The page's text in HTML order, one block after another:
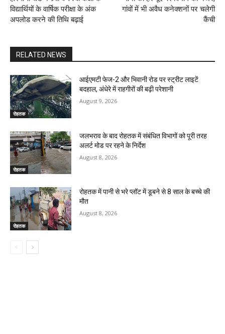
विद्यार्थियों के वार्षिक परीक्षा के अंक
अपलोड करने की तिथि बढ़ाई
गांवों में भी अवैध कनेक्शनों पर चलेगी
कैंची
RELATED NEWS
रोहतक
आईएमटी फेज-2 और भिवानी रोड पर स्ट्रीट लाइटें
बदहाल, अंधेरे में राहगीरों की बढ़ी परेशानी
August 9, 2026
रोहतक
जलभराव के बाद रोहतक में संबंधित विभागों को पूरी तरह
अलर्ट मोड पर रहने के निर्देश
August 8, 2026
रोहतक
रोहतक में पानी से भरे प्लॉट में डूबने से 8 साल के बच्चे की
मौत
August 8, 2026